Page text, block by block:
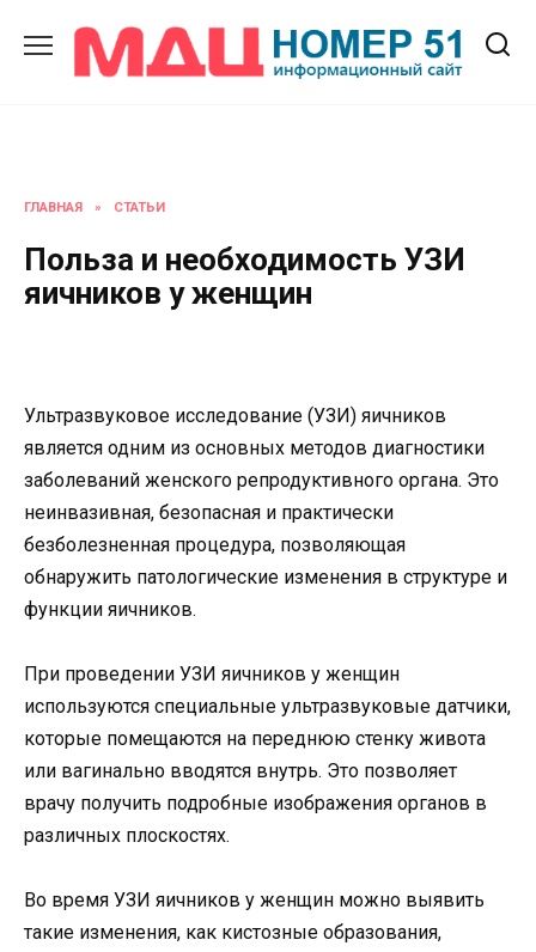
содержанию
ГЛАВНАЯ » СТАТЬИ
Польза и необходимость УЗИ
яичников у женщин
Ультразвуковое исследование (УЗИ) яичников
является одним из основных методов диагностики
заболеваний женского репродуктивного органа. Это
неинвазивная, безопасная и практически
безболезненная процедура, позволяющая
обнаружить патологические изменения в структуре и
функции яичников.
При проведении УЗИ яичников у женщин
используются специальные ультразвуковые датчики,
которые помещаются на переднюю стенку живота
или вагинально вводятся внутрь. Это позволяет
врачу получить подробные изображения органов в
различных плоскостях.
Во время УЗИ яичников у женщин можно выявить
такие изменения, как кистозные образования,